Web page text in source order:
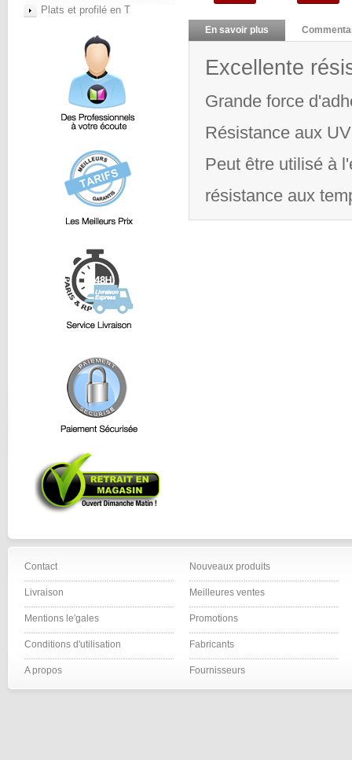
Plats et profilé en T
En savoir plus
Excellente
Grande force
Résistance aux UV
Peut être utilisé à
résistance aux
Contact
Livraison
Mentions le'gales
Conditions d'utilisation
A propos
Nouveaux produits
Meilleures ventes
Promotions
Fabricants
Fournisseurs